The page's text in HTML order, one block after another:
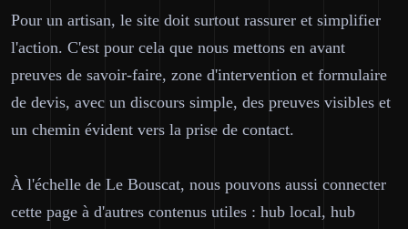
Pour un artisan, le site doit surtout rassurer et simplifier
l'action. C'est pour cela que nous mettons en avant
preuves de savoir-faire, zone d'intervention et formulaire
de devis, avec un discours simple, des preuves visibles et
un chemin évident vers la prise de contact.
À l'échelle de Le Bouscat, nous pouvons aussi connecter
cette page à d'autres contenus utiles : hub local, hub